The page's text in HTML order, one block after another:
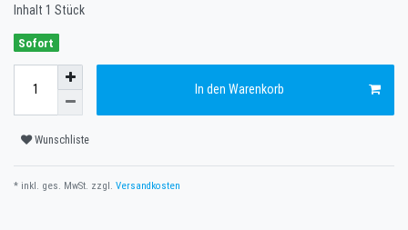
Inhalt 1 Stück
Sofort
In den Warenkorb
Wunschliste
* inkl. ges. MwSt. zzgl. Versandkosten